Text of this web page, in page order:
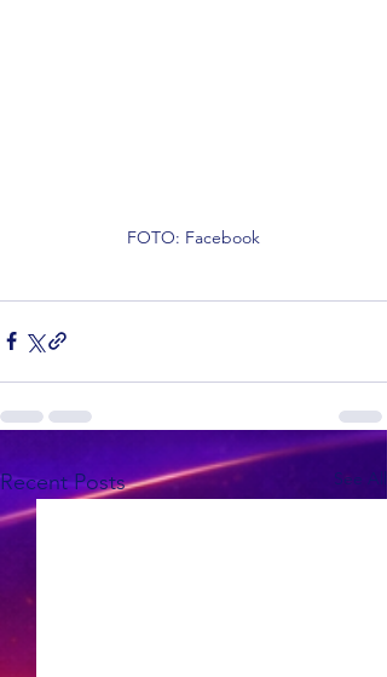
FOTO: Facebook
Recent Posts See All